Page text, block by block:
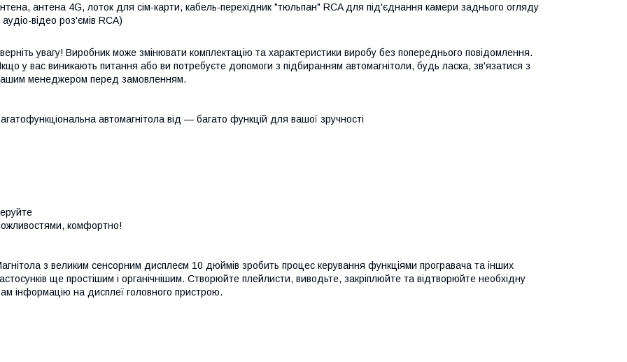
антена 4G, лоток для сім-карти, кабель-перехідник "тюльпан" RCA для під'єднання камери заднього огляду
аудіо-відео роз'ємів RCA)
увагу! Виробник може змінювати комплектацію та характеристики виробу без попереднього повідомлення.
у вас виникають питання або ви потребуєте допомоги з підбиранням автомагнітоли, будь ласка, зв'язатися з
менеджером перед замовленням.
автомагнітола від — багато функцій для вашої зручності
комфортно!
з великим сенсорним дисплеєм 10 дюймів зробить процес керування функціями програвача та інших
ще простішим і органічнішим. Створюйте плейлисти, виводьте, закріплюйте та відтворюйте необхідну
інформацію на дисплеї головного пристрою.